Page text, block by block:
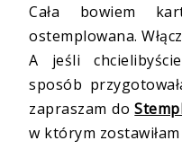
Cała bowiem
ostemplowana.
A jeśli
sposób
zapraszam do
w którym